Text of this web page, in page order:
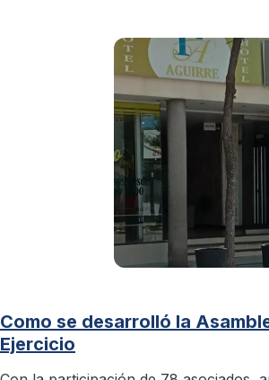
Como se desarrolló la
Ejercicio